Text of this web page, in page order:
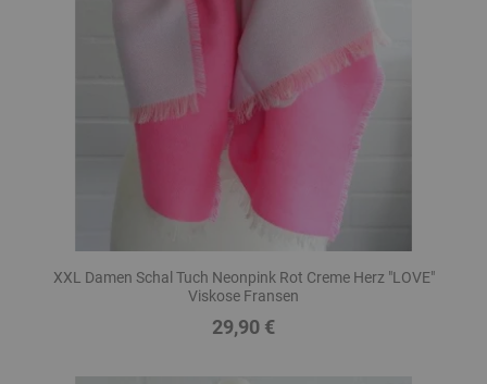
XXL Damen Schal Tuch Neonpink Rot Creme Herz "LOVE"
Viskose Fransen
Preis
29,90 €